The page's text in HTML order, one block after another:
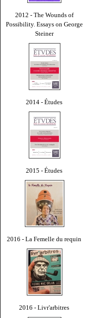
2012 - The Wounds of
Possibility. Essays on George
Steiner
2014 - Études
2015 - Études
2016 - La Femelle du requin
2016 - Livr'arbitres